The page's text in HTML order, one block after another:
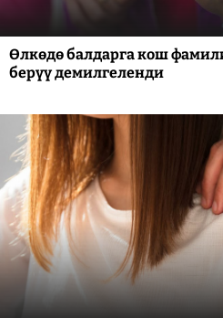
Өлкөдө балдарга кош
берүү демилгеленди